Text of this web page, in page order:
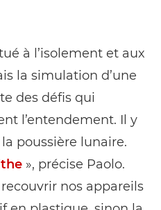
à l’isolement et aux
la simulation d’une
des défis qui
l’entendement. Il y
poussière lunaire.
», précise Paolo.
nos appareils